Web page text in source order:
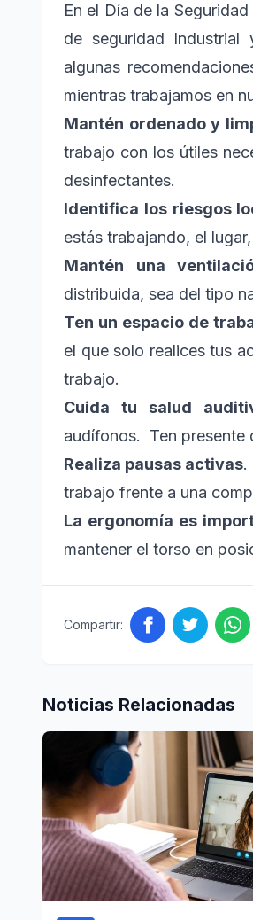
En el Día de la
de seguridad
algunas
mientras trabajamos en
Mantén ordenado y
trabajo con los útiles
desinfectantes.
Identifica los riesgos
estás trabajando, el
Mantén una
distribuida, sea del tipo
Ten un espacio de
el que solo realices tus
trabajo.
Cuida tu salud
audífonos. Ten presente
Realiza pausas activas.
trabajo frente a una
La ergonomía es
mantener el torso en
Compartir:
Noticias Relacionadas